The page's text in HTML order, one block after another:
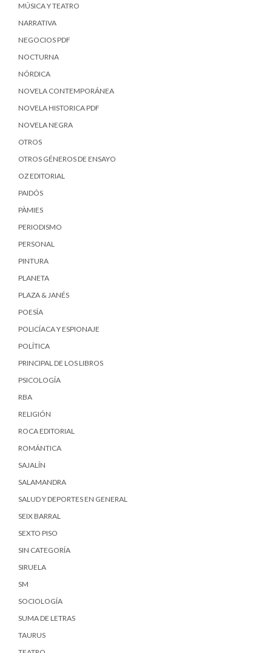
MÚSICA Y TEATRO
NARRATIVA
NEGOCIOS PDF
NOCTURNA
NÓRDICA
NOVELA CONTEMPORÁNEA
NOVELA HISTORICA PDF
NOVELA NEGRA
OTROS
OTROS GÉNEROS DE ENSAYO
OZ EDITORIAL
PAIDÓS
PÀMIES
PERIODISMO
PERSONAL
PINTURA
PLANETA
PLAZA & JANÉS
POESÍA
POLICÍACA Y ESPIONAJE
POLÍTICA
PRINCIPAL DE LOS LIBROS
PSICOLOGÍA
RBA
RELIGIÓN
ROCA EDITORIAL
ROMÁNTICA
SAJALÍN
SALAMANDRA
SALUD Y DEPORTES EN GENERAL
SEIX BARRAL
SEXTO PISO
SIN CATEGORÍA
SIRUELA
SM
SOCIOLOGÍA
SUMA DE LETRAS
TAURUS